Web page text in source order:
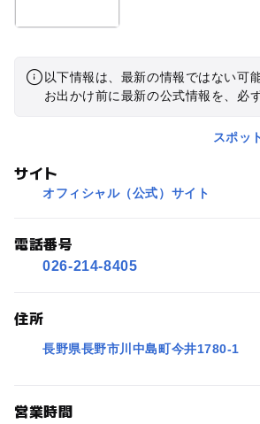
以下情報は、最新の情報ではない可
お出かけ前に最新の公式情報を、必
スポッ
サイト
オフィシャル（公式）サイト
電話番号
026-214-8405
住所
長野県長野市川中島町今井1780-1
営業時間